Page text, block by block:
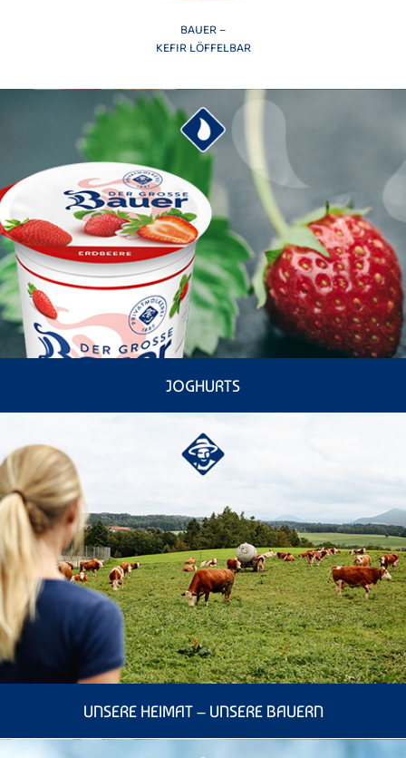
BAUER –
KEFIR LÖFFELBAR
JOGHURTS
UNSERE HEIMAT – UNSERE BAUERN